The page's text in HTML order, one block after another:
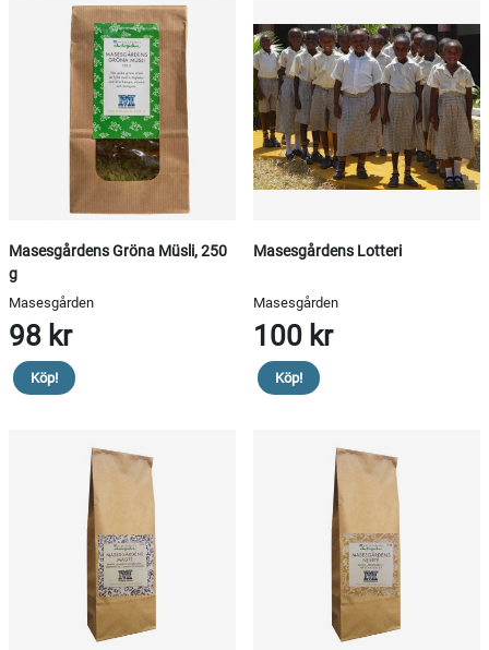
Masesgårdens Gröna Müsli, 250
g
Masesgården
98 kr
Köp!
Masesgårdens Lotteri
Masesgården
100 kr
Köp!